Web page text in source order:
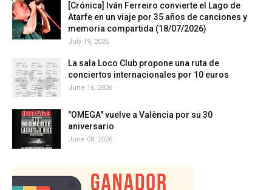
[Crónica] Iván Ferreiro convierte el Lago de
Atarfe en un viaje por 35 años de canciones y
memoria compartida (18/07/2026)
July 19, 2026
La sala Loco Club propone una ruta de
conciertos internacionales por 10 euros
June 16, 2026
"OMEGA" vuelve a València por su 30
aniversario
June 08, 2026